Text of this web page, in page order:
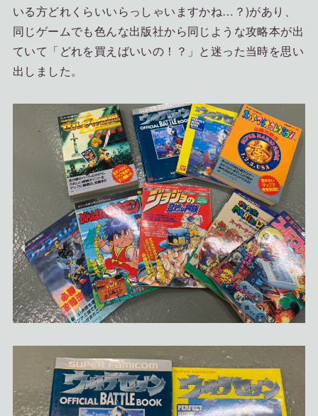
いる方どれくらいいらっしゃいますかね…？)があり、
同じゲームでも色んな出版社から同じような攻略本が出
ていて「どれを買えばいいの！？」と迷った当時を思い
出しました。